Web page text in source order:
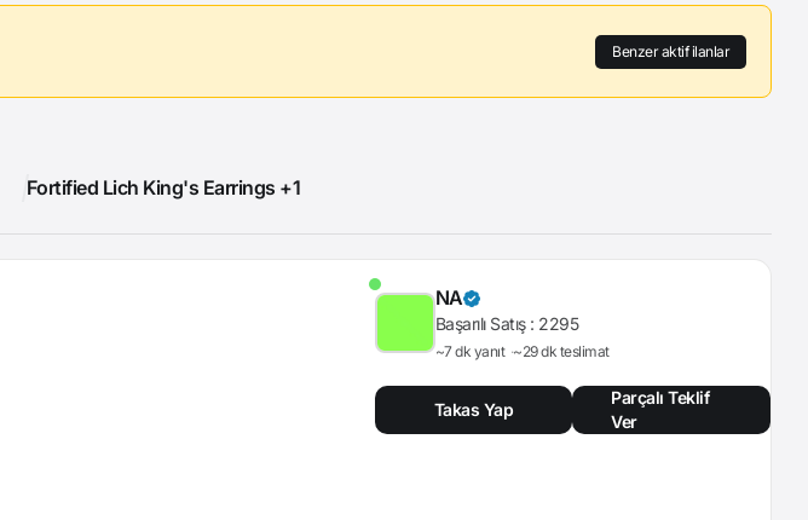
Benzer aktif ilanlar
Fortified Lich King's Earrings +1
NA
Başarılı Satış : 2295
~7 dk yanıt ~29 dk teslimat
Takas Yap
Parçalı Teklif
Ver